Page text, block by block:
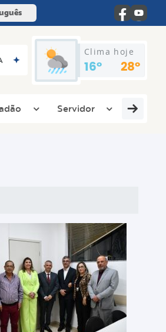
Clima hoje
16° 28°
Servidor